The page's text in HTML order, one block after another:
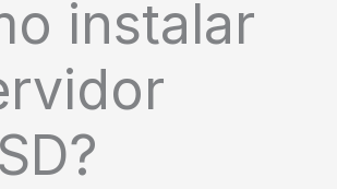
instalar